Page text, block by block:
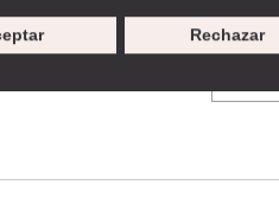
Rechazar
irritación, inflamación o
irritación, inflamación o
al